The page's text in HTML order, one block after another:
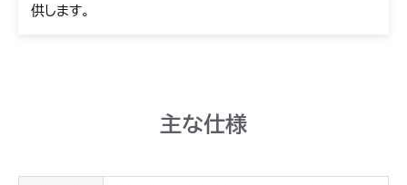
供します。
主な仕様